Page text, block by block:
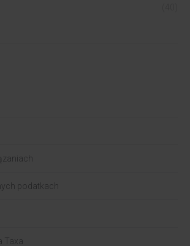
podatkach
Taxa